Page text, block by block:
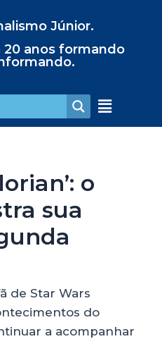
Júnior.
20 anos formando
o
sua
de Star Wars
do
a acompanhar